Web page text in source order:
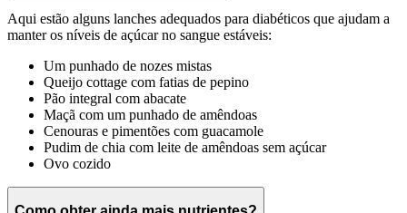
Aqui estão alguns lanches adequados para diabéticos que ajudam a
manter os níveis de açúcar no sangue estáveis:
Um punhado de nozes mistas
Queijo cottage com fatias de pepino
Pão integral com abacate
Maçã com um punhado de amêndoas
Cenouras e pimentões com guacamole
Pudim de chia com leite de amêndoas sem açúcar
Ovo cozido